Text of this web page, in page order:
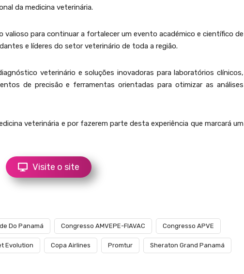
da medicina veterinária.
para continuar a fortalecer um evento académico e científico de
e líderes do setor veterinário de toda a região.
veterinário e soluções inovadoras para laboratórios clínicos,
de precisão e ferramentas orientadas para otimizar as análises
veterinária e por fazerem parte desta experiência que marcará um
Visite o site
Do Panamá Congresso AMVEPE-FIAVAC Congresso APVE
Evolution Copa Airlines Promtur Sheraton Grand Panamá